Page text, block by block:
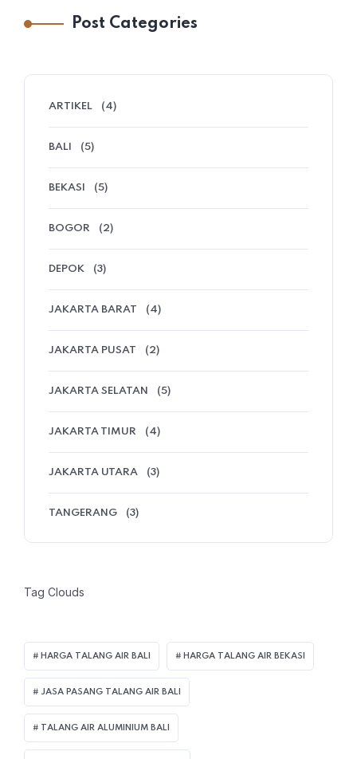
Post Categories
ARTIKEL (4)
BALI (5)
BEKASI (5)
BOGOR (2)
DEPOK (3)
JAKARTA BARAT (4)
JAKARTA PUSAT (2)
JAKARTA SELATAN (5)
JAKARTA TIMUR (4)
JAKARTA UTARA (3)
TANGERANG (3)
Tag Clouds
HARGA TALANG AIR BALI HARGA TALANG AIR BEKASI
JASA PASANG TALANG AIR BALI
TALANG AIR ALUMINIUM BALI